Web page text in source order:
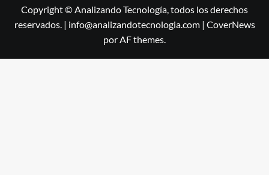
Copyright © Analizando Tecnología, todos los derechos
reservados. | info@analizandotecnologia.com | CoverNews
por AF themes.